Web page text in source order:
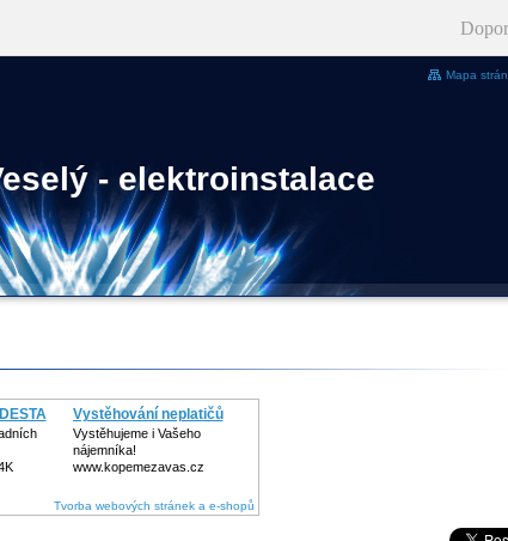
- elektroinstalace
Mapa
Vystěhování neplatičů
Vystěhujeme i Vašeho
nájemníka!
www.kopemezavas.cz
Tvorba webových stránek a e-shopů